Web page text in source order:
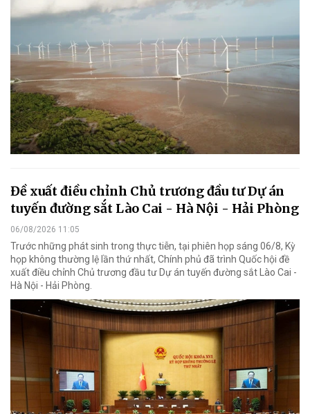
Đề xuất điều chỉnh Chủ trương đầu tư Dự án
tuyến đường sắt Lào Cai - Hà Nội - Hải Phòng
06/08/2026 11:05
Trước những phát sinh trong thực tiễn, tại phiên họp sáng 06/8, Kỳ
họp không thường lệ lần thứ nhất, Chính phủ đã trình Quốc hội đề
xuất điều chỉnh Chủ trương đầu tư Dự án tuyến đường sắt Lào Cai -
Hà Nội - Hải Phòng.